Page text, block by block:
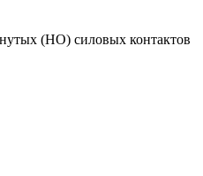
(НО) силовых контактов